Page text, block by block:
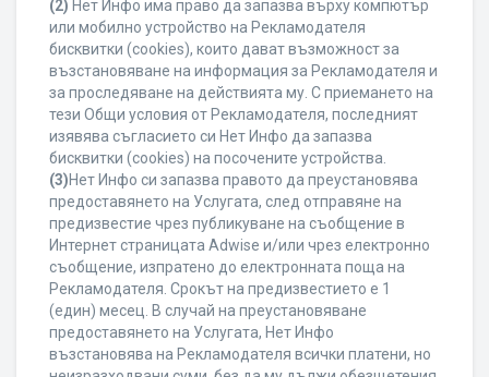
(2) Нет Инфо има право да запазва върху компютър
или мобилно устройство на Рекламодателя
бисквитки (cookies), които дават възможност за
възстановяване на информация за Рекламодателя и
за проследяване на действията му. С приемането на
тези Общи условия от Рекламодателя, последният
изявява съгласието си Нет Инфо да запазва
бисквитки (cookies) на посочените устройства.
(3)Нет Инфо си запазва правото да преустановява
предоставянето на Услугата, след отправяне на
предизвестие чрез публикуване на съобщение в
Интернет страницата Adwise и/или чрез електронно
съобщение, изпратено до електронната поща на
Рекламодателя. Срокът на предизвестието е 1
(един) месец. В случай на преустановяване
предоставянето на Услугата, Нет Инфо
възстановява на Рекламодателя всички платени, но